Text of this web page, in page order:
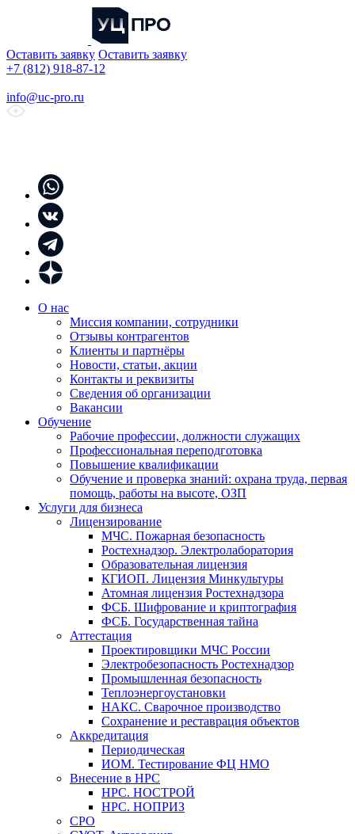
Оставить заявку Оставить заявку
+7 (812) 918-87-12
info@uc-pro.ru
О нас
Миссия компании, сотрудники
Отзывы контрагентов
Клиенты и партнёры
Новости, статьи, акции
Контакты и реквизиты
Сведения об организации
Вакансии
Обучение
Рабочие профессии, должности служащих
Профессиональная переподготовка
Повышение квалификации
Обучение и проверка знаний: охрана труда, первая
помощь, работы на высоте, ОЗП
Услуги для бизнеса
Лицензирование
МЧС. Пожарная безопасность
Ростехнадзор. Электролаборатория
Образовательная лицензия
КГИОП. Лицензия Минкультуры
Атомная лицензия Ростехнадзора
ФСБ. Шифрование и криптография
ФСБ. Государственная тайна
Аттестация
Проектировщики МЧС России
Электробезопасность Ростехнадзор
Промышленная безопасность
Теплоэнергоустановки
НАКС. Сварочное производство
Сохранение и реставрация объектов
Аккредитация
Периодическая
ИОМ. Тестирование ФЦ НМО
Внесение в НРС
НРС. НОСТРОЙ
НРС. НОПРИЗ
СРО